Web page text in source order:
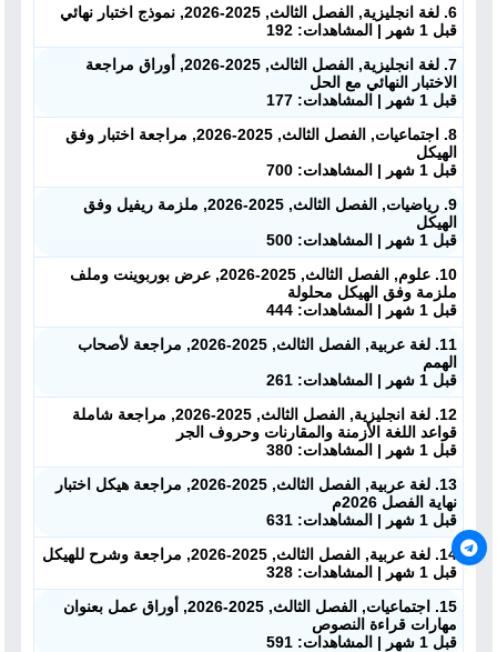
6. لغة انجليزية, الفصل الثالث, 2025-2026, نموذج اختبار نهائي
قبل 1 شهر | المشاهدات: 192
7. لغة انجليزية, الفصل الثالث, 2025-2026, أوراق مراجعة
الاختبار النهائي مع الحل
قبل 1 شهر | المشاهدات: 177
8. اجتماعيات, الفصل الثالث, 2025-2026, مراجعة اختبار وفق
الهيكل
قبل 1 شهر | المشاهدات: 700
9. رياضيات, الفصل الثالث, 2025-2026, ملزمة ريفيل وفق
الهيكل
قبل 1 شهر | المشاهدات: 500
10. علوم, الفصل الثالث, 2025-2026, عرض بوربوينت وملف
ملزمة وفق الهيكل محلولة
قبل 1 شهر | المشاهدات: 444
11. لغة عربية, الفصل الثالث, 2025-2026, مراجعة لأصحاب
الهمم
قبل 1 شهر | المشاهدات: 261
12. لغة انجليزية, الفصل الثالث, 2025-2026, مراجعة شاملة
قواعد اللغة الأزمنة والمقارنات وحروف الجر
قبل 1 شهر | المشاهدات: 380
13. لغة عربية, الفصل الثالث, 2025-2026, مراجعة هيكل اختبار
نهاية الفصل 2026م
قبل 1 شهر | المشاهدات: 631
14. لغة عربية, الفصل الثالث, 2025-2026, مراجعة وشرح للهيكل
قبل 1 شهر | المشاهدات: 328
15. اجتماعيات, الفصل الثالث, 2025-2026, أوراق عمل بعنوان
مهارات قراءة النصوص
قبل 1 شهر | المشاهدات: 591